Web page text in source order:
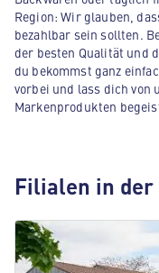
Region: Wir glauben,
bezahlbar sein sollten.
der besten Qualität und
du bekommst ganz
vorbei und lass dich von
Markenprodukten
Filialen in der